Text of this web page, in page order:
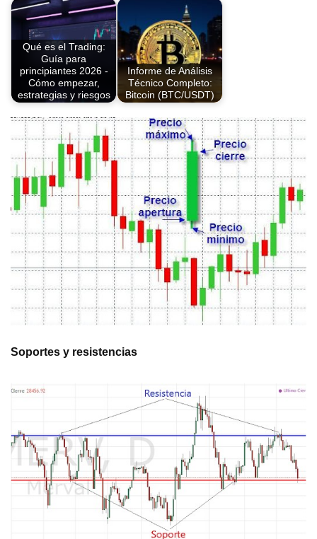
Qué es el Trading:
Guía para
principiantes 2026 -
Cómo empezar,
estrategias y riesgos
Informe de Análisis
Técnico Completo:
Bitcoin (BTC/USDT)
Soportes y resistencias